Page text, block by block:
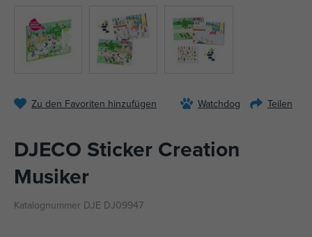
Zu den Favoriten hinzufügen Watchdog Teilen
DJECO Sticker Creation
Musiker
Katalognummer DJE DJ09947